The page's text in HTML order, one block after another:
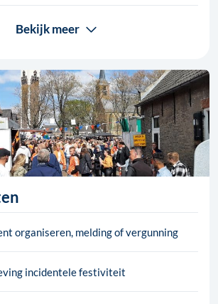
Bekijk meer
organiseren, melding of vergunning
incidentele festiviteit